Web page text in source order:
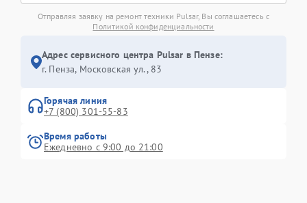
Отправляя заявку на ремонт техники Pulsar, Вы соглашаетесь с
Политикой конфиденциальности
Адрес сервисного центра Pulsar в Пензе:
г. Пенза, Московская ул., 83
Горячая линия
+7 (800) 301-55-83
Время работы
Ежедневно с 9:00 до 21:00